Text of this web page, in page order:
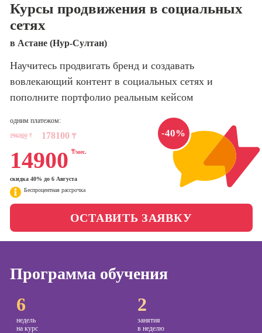
Школа дизайна
Школа нейросетей и
Школа психологии
мастерства
Школа бизнеса и
управления
Фотошкола
Школа медиа
Онлайн-обучение
поисковой
сайтов)
Профессия
Интернет-
Профессия
Менеджер по
маркетингу в
социальных
сетях (SMM-
менеджер)
Специалист по
таргетингу
Курсы продвижения в социальных
сетях
в Астане (Нур-Султан)
Научитесь продвигать бренд и создавать
вовлекающий контент в социальных сетях и
пополните портфолио реальным кейсом
-40%
одним платежом:
296900 ₸ 178100 ₸
14900 ₸/мес.
скидка 40% до 6 Августа
Беспроцентная рассрочка
ОСТАВИТЬ ЗАЯВКУ
Программа обучения
6
недель
на курс
2
занятия
в неделю